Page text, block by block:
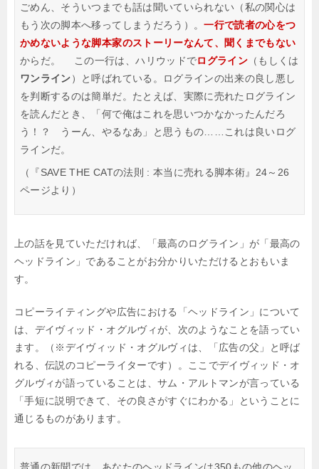
ごめん、そういつまでも話は聞いていられない（私の関心は
もう次の脚本へ移ってしまうだろう）。一行で読者の心をつ
かめないような脚本家のストーリーなんて、聞くまでもない
からだ。
この一行は、ハリウッドでログライン （もしくは
ワンライン）と呼ばれている。ログラインの出来の良し悪し
を判断するのは簡単だ。たとえば、実際に売れたログライン
を読んだとき、「何で俺はこれを思いつかなかったんだろ
う！？ うーん、やるなあ」と思うもの……これは良いログ
ラインだ。
（『SAVE THE CATの法則 : 本当に売れる脚本術』24～26
ページより）
上の話を見ていただければ、「最高のログライン」が「最高の
ヘッドライン」であることがお分かりいただけるとおもいま
す。
コピーライティングや広告における「ヘッドライン」について
は、デイヴィッド・オグルヴィが、次のようなことを語ってい
ます。（※デイヴィッド・オグルヴィは、「広告の父」と呼ば
れる、伝説のコピーライターです）。ここでデイヴィッド・オ
グルヴィが語っていることは、サム・アルトマンが言っている
「手短に説明できて、その良さがすぐにわかる」ということに
通じるものがあります。